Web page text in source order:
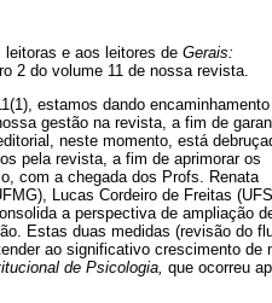
e aos leitores de Gerais:
2 do volume 11 de nossa revista.
estamos dando
gestão na revista, a fim de
neste momento, está
pela revista, a fim de aprimorar os
com a chegada dos Profs. Renata
Lucas Cordeiro de Freitas
a perspectiva de ampliação
Estas duas medidas (revisão do
ao significativo crescimento de
de Psicologia, que ocorreu